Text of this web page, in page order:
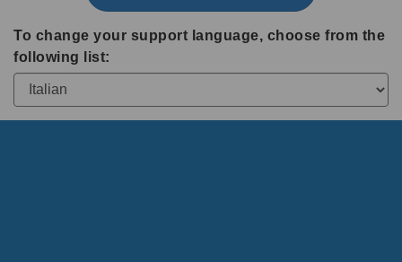
To change your support language, choose from the
following list: